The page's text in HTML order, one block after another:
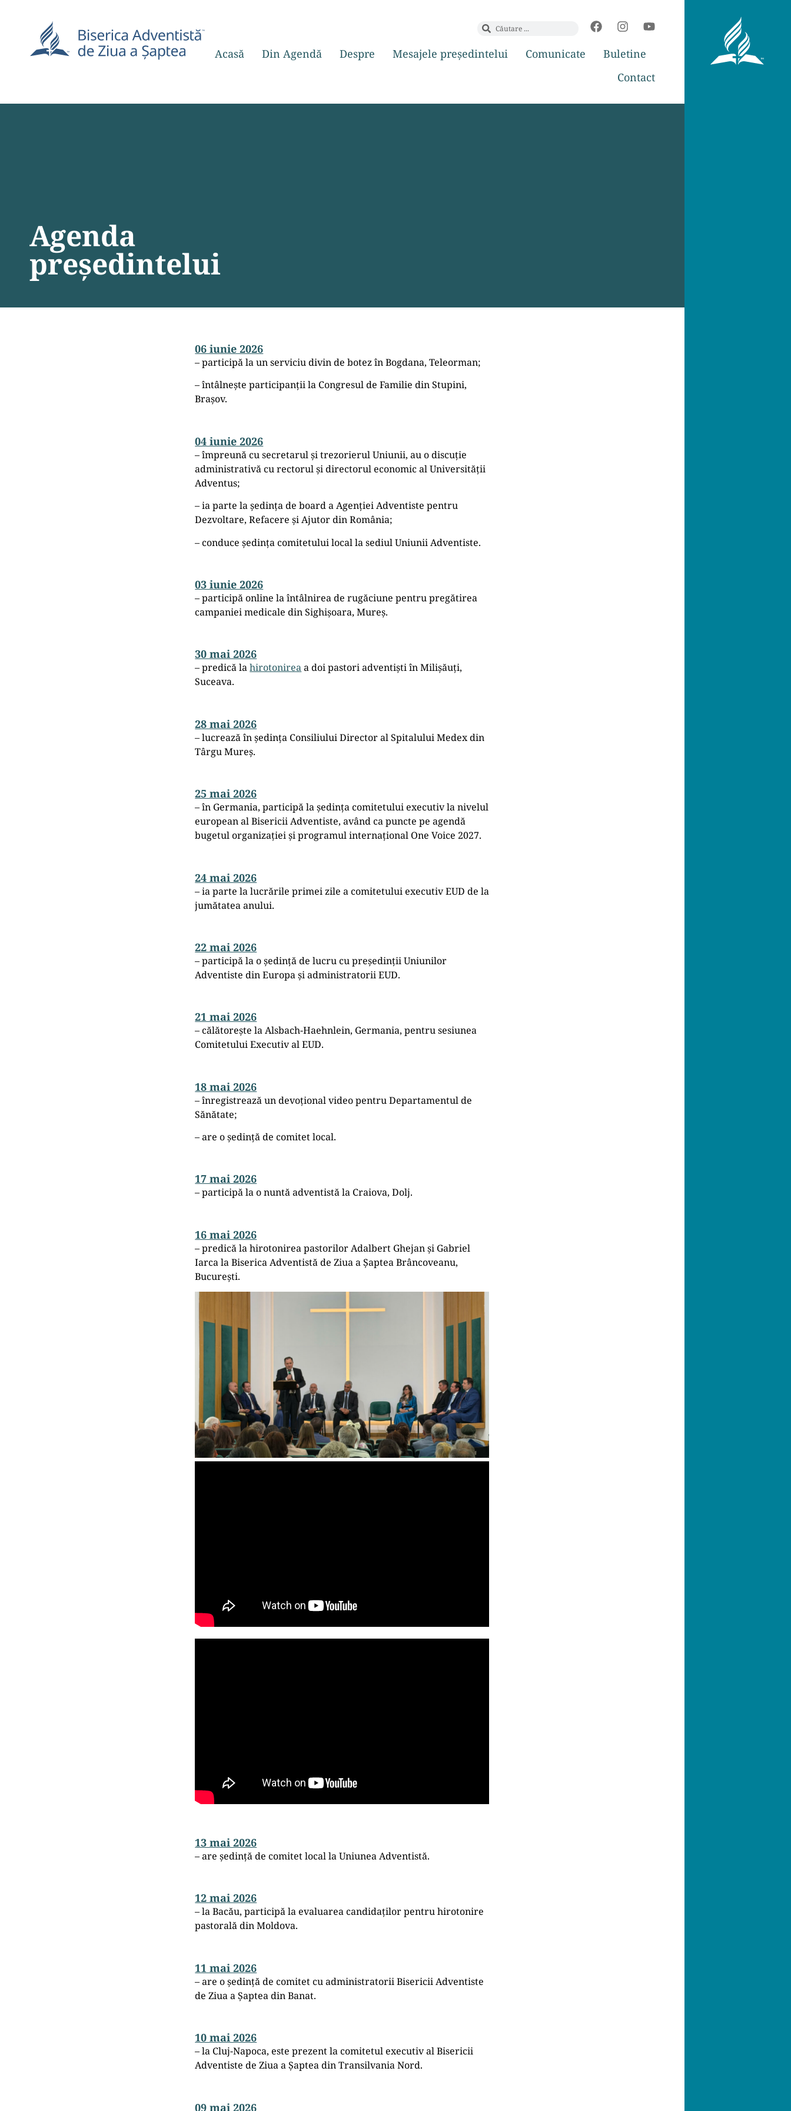
Acasă Din Agendă Despre Mesajele președintelui Comunicate
Buletine
Contact
Agenda
președintelui
06 iunie 2026
– participă la un serviciu divin de botez în Bogdana, Teleorman;
– întâlnește participanții la Congresul de Familie din Stupini,
Brașov.
04 iunie 2026
– împreună cu secretarul și trezorierul Uniunii, au o discuție
administrativă cu rectorul și directorul economic al Universității
Adventus;
– ia parte la ședința de board a Agenției Adventiste pentru
Dezvoltare, Refacere și Ajutor din România;
– conduce ședința comitetului local la sediul Uniunii Adventiste.
03 iunie 2026
– participă online la întâlnirea de rugăciune pentru pregătirea
campaniei medicale din Sighișoara, Mureș.
30 mai 2026
– predică lahirotonireaa doi pastori adventiști în Milișăuți,
Suceava.
28 mai 2026
– lucrează în ședința Consiliului Director al Spitalului Medex din
Târgu Mureș.
25 mai 2026
– în Germania, participă la ședința comitetului executiv la nivelul
european al Bisericii Adventiste, având ca puncte pe agendă
bugetul organizației și programul internațional One Voice 2027.
24 mai 2026
– ia parte la lucrările primei zile a comitetului executiv EUD de la
jumătatea anului.
22 mai 2026
– participă la o ședință de lucru cu președinții Uniunilor
Adventiste din Europa și administratorii EUD.
21 mai 2026
– călătorește la Alsbach-Haehnlein, Germania, pentru sesiunea
Comitetului Executiv al EUD.
18 mai 2026
– înregistrează un devoțional video pentru Departamentul de
Sănătate;
– are o ședință de comitet local.
17 mai 2026
– participă la o nuntă adventistă la Craiova, Dolj.
16 mai 2026
– predică la hirotonirea pastorilor Adalbert Ghejan și Gabriel
Iarca la Biserica Adventistă de Ziua a Șaptea Brâncoveanu,
București.
13 mai 2026
– are ședință de comitet local la Uniunea Adventistă.
12 mai 2026
– la Bacău, participă la evaluarea candidaților pentru hirotonire
pastorală din Moldova.
11 mai 2026
– are o ședință de comitet cu administratorii Bisericii Adventiste
de Ziua a Șaptea din Banat.
10 mai 2026
– la Cluj-Napoca, este prezent la comitetul executiv al Bisericii
Adventiste de Ziua a Șaptea din Transilvania Nord.
09 mai 2026